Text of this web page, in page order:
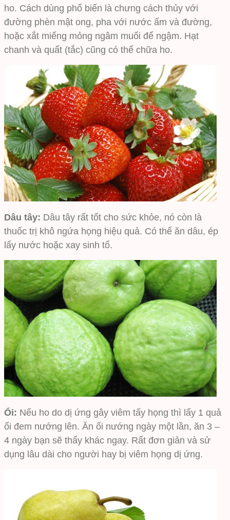
ho. Cách dùng phổ biến là chưng cách thủy với
đường phèn mật ong, pha với nước ấm và đường,
hoặc xắt miếng mỏng ngâm muối để ngậm. Hạt
chanh và quất (tắc) cũng có thể chữa ho.
Dâu tây: Dâu tây rất tốt cho sức khỏe, nó còn là
thuốc trị khô ngứa họng hiệu quả. Có thể ăn dâu, ép
lấy nước hoặc xay sinh tố.
Ổi: Nếu ho do dị ứng gây viêm tấy họng thì lấy 1 quả
ổi đem nướng lên. Ăn ổi nướng ngày một lần, ăn 3 –
4 ngày bạn sẽ thấy khác ngay. Rất đơn giản và sử
dụng lâu dài cho người hay bị viêm họng dị ứng.